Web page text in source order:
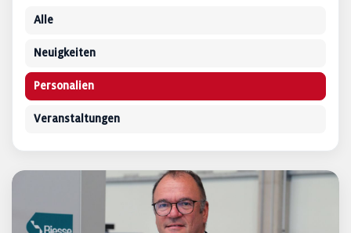
Alle
Neuigkeiten
Personalien
Veranstaltungen